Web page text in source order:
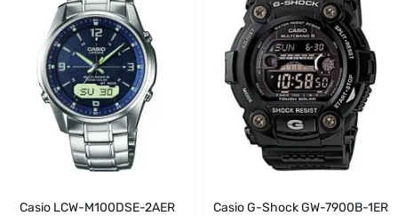
Casio LCW-M100DSE-2AER Casio G-Shock GW-7900B-1ER